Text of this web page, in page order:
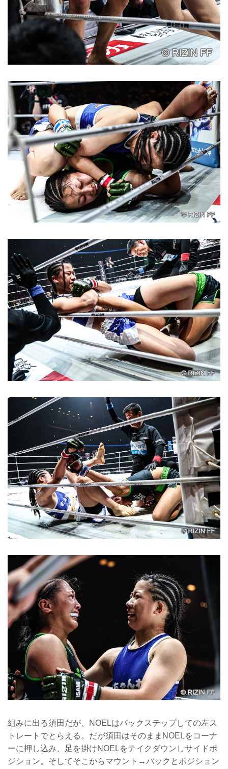
組みに出る須田だが、NOELはバックステップしての左ス
トレートでとらえる。だが須田はそのままNOELをコーナ
ーに押し込み、足を掛けNOELをテイクダウンしサイドポ
ジション。そしてそこからマウント→バックとポジション